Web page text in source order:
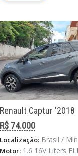
Renault Captur '2018
R$ 74.000
Localização: Brasil /
Motor: 1.6 16V Liters